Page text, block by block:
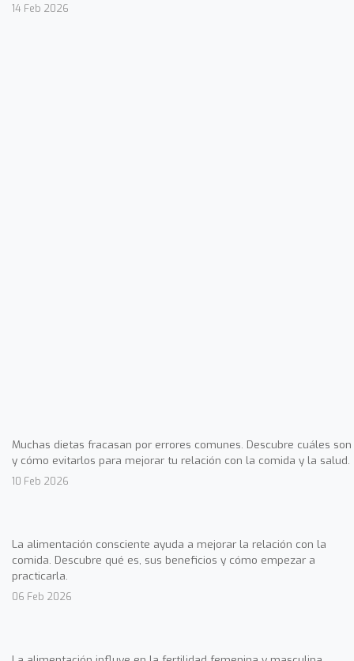
14 Feb 2026
Muchas dietas fracasan por errores comunes. Descubre cuáles son
y cómo evitarlos para mejorar tu relación con la comida y la salud.
10 Feb 2026
La alimentación consciente ayuda a mejorar la relación con la
comida. Descubre qué es, sus beneficios y cómo empezar a
practicarla.
06 Feb 2026